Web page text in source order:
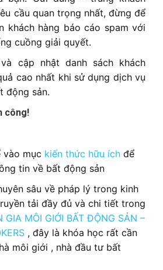
cầu quan trọng nhất, đừng để
khách hàng báo cáo spam với
cuồng giải quyết.
cập nhật danh sách khách
cao nhất khi sử dụng dịch vụ
động sản.
công!
vào mục kiến thức hữu ích để
tin về bất động sản
sâu về pháp lý trong kinh
tải đầy đủ và chi tiết trong
GIA MÔI GIỚI BẤT ĐỘNG SẢN –
, đây là khóa học rất cần
môi giới , nhà đầu tư bất